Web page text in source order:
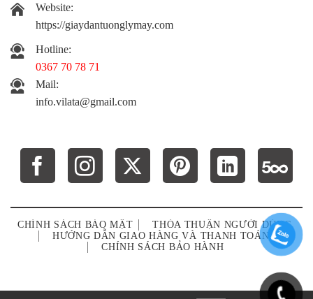
Website:
https://giaydantuonglymay.com
Hotline:
0367 70 78 71
Mail:
info.vilata@gmail.com
CHÍNH SÁCH BẢO MẬT
THỎA THUẬN NGƯỜI DÙNG
HƯỚNG DẪN GIAO HÀNG VÀ THANH TOÁN
CHÍNH SÁCH BẢO HÀNH